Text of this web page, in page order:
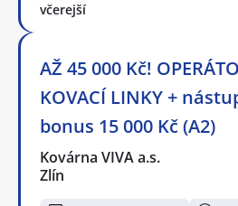
včerejší
AŽ 45 000 Kč!
KOVACÍ LINKY +
bonus 15 000 Kč (A2)
Kovárna VIVA a.s.
Zlín